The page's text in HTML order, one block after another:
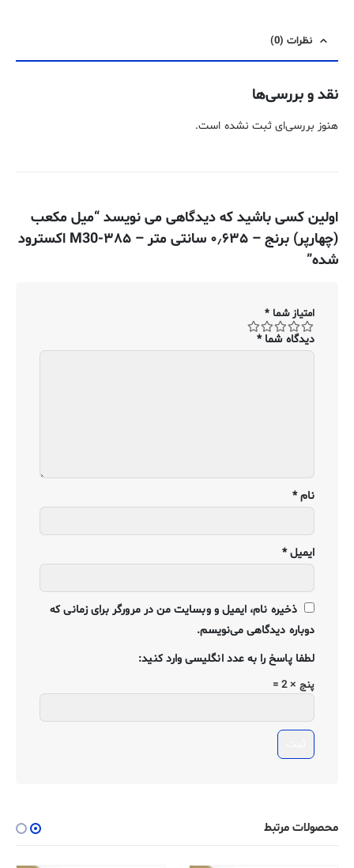
نظرات (0)
نقد و بررسی‌ها
هنوز بررسی‌ای ثبت نشده است.
اولین کسی باشید که دیدگاهی می نویسد “میل مکعب
(چهارپر) برنج – ۰٫۶۳۵ سانتی متر – ۳۸۵-M30 اکسترود
شده”
امتیاز شما *
دیدگاه شما*
نام*
ایمیل*
ذخیره نام، ایمیل و وبسایت من در مرورگر برای زمانی که
دوباره دیدگاهی می‌نویسم.
لطفا پاسخ را به عدد انگلیسی وارد کنید:
پنج × 2 =
محصولات مرتبط